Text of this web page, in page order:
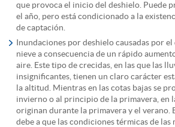
que provoca el inicio del deshielo. Puede
el año, pero está condicionado a la
de captación.
Inundaciones por deshielo causadas por
nieve a consecuencia de un rápido
aire. Este tipo de crecidas, en las que las
insignificantes, tienen un claro carácter
la altitud. Mientras en las cotas bajas se
invierno o al principio de la primavera, en
originan durante la primavera y el verano.
debe a que las condiciones térmicas de